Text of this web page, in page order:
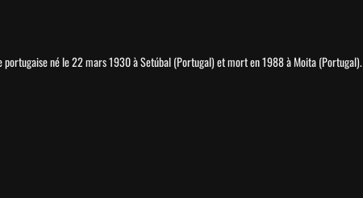
né le 22 mars 1930 à Setúbal (Portugal) et mort en 1988 à Moita (Portugal).